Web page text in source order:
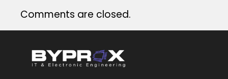
Comments are closed.